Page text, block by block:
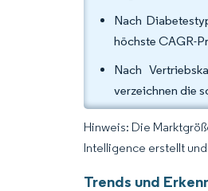
Nach
höchste CAGR-
Nach
verzeichnen die
Hinweis: Die
Intelligence erstellt
Trends und